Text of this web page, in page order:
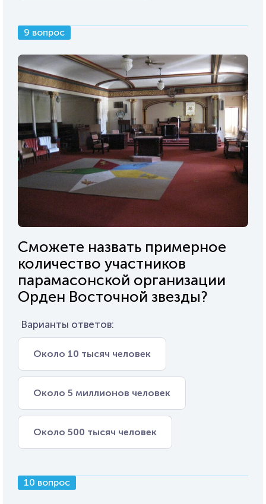
9 вопрос
Сможете назвать примерное
количество участников
парамасонской организации
Орден Восточной звезды?
Варианты ответов:
Около 10 тысяч человек
Около 5 миллионов человек
Около 500 тысяч человек
10 вопрос